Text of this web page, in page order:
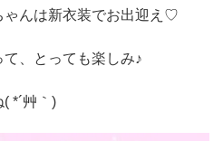
ゃんは新衣装でお出迎え♡
、とっても楽しみ♪
*´艸｀)